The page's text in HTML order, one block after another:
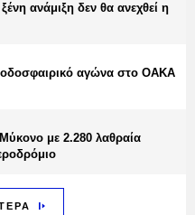
ανάμιξη δεν θα ανεχθεί η
αγώνα στο ΟΑΚΑ
με 2.280 λαθραία